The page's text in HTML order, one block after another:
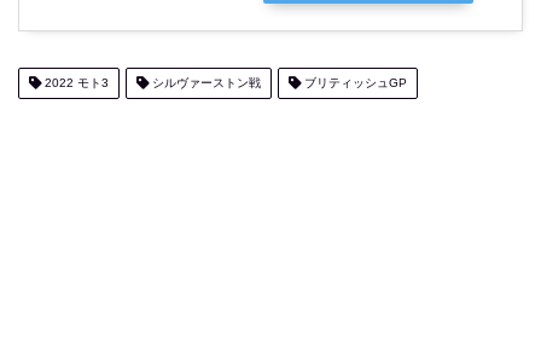
2022 モト3 シルヴァーストン戦 ブリティッシュGP